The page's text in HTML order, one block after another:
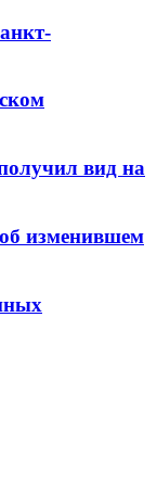
вид на
изменившем